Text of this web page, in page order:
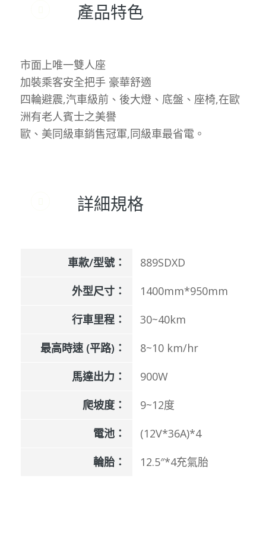
產品特色
市面上唯一雙人座
加裝乘客安全把手 豪華舒適
四輪避震,汽車級前、後大燈、底盤、座椅,在歐
洲有老人賓士之美譽
歐、美同級車銷售冠軍,同級車最省電。
詳細規格
車款/型號：
889SDXD
外型尺寸：
1400mm*950mm
行車里程：
30~40km
最高時速 (平路)：
8~10 km/hr
馬達出力：
900W
爬坡度：
9~12度
電池：
(12V*36A)*4
輪胎：
12.5″*4充氣胎